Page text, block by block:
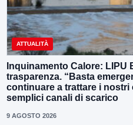
ATTUALITÀ
Inquinamento Calore: LIPU
trasparenza. “Basta
continuare a trattare i nostri
semplici canali di scarico
9 AGOSTO 2026